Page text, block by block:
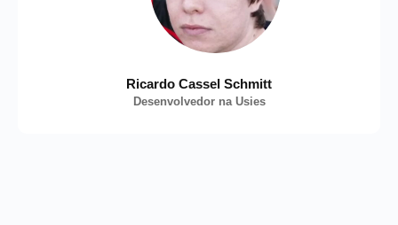
Ricardo Cassel Schmitt
Desenvolvedor na Usies